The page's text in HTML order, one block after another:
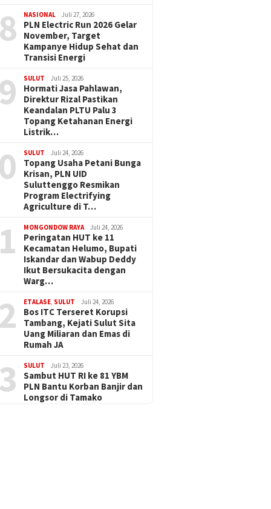
NASIONAL Juli 27, 2026
PLN Electric Run 2026 Gelar
November, Target
Kampanye Hidup Sehat dan
Transisi Energi
SULUT Juli 25, 2026
Hormati Jasa Pahlawan,
Direktur Rizal Pastikan
Keandalan PLTU Palu 3
Topang Ketahanan Energi
Listrik…
SULUT Juli 24, 2026
Topang Usaha Petani Bunga
Krisan, PLN UID
Suluttenggo Resmikan
Program Electrifying
Agriculture di T…
MONGONDOW RAYA Juli 24, 2026
Peringatan HUT ke 11
Kecamatan Helumo, Bupati
Iskandar dan Wabup Deddy
Ikut Bersukacita dengan
Warg…
ETALASE SULUT Juli 24, 2026
Bos ITC Terseret Korupsi
Tambang, Kejati Sulut Sita
Uang Miliaran dan Emas di
Rumah JA
SULUT Juli 23, 2026
Sambut HUT RI ke 81 YBM
PLN Bantu Korban Banjir dan
Longsor di Tamako